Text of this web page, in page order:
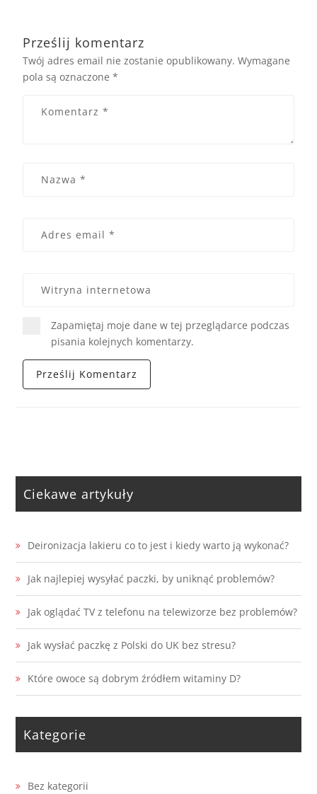
Prześlij komentarz
Twój adres email nie zostanie opublikowany. Wymagane
pola są oznaczone*
Zapamiętaj moje dane w tej przeglądarce podczas
pisania kolejnych komentarzy.
Ciekawe artykuły
Deironizacja lakieru co to jest i kiedy warto ją wykonać?
Jak najlepiej wysyłać paczki, by uniknąć problemów?
Jak oglądać TV z telefonu na telewizorze bez problemów?
Jak wysłać paczkę z Polski do UK bez stresu?
Które owoce są dobrym źródłem witaminy D?
Kategorie
Bez kategorii